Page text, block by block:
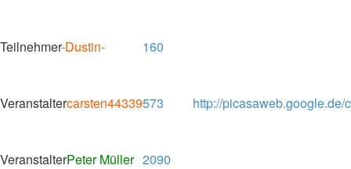
Teilnehmer-Dustin- 160
Veranstaltercarsten44339573 http://picasaweb.google.de/
VeranstalterPeter Müller 2090